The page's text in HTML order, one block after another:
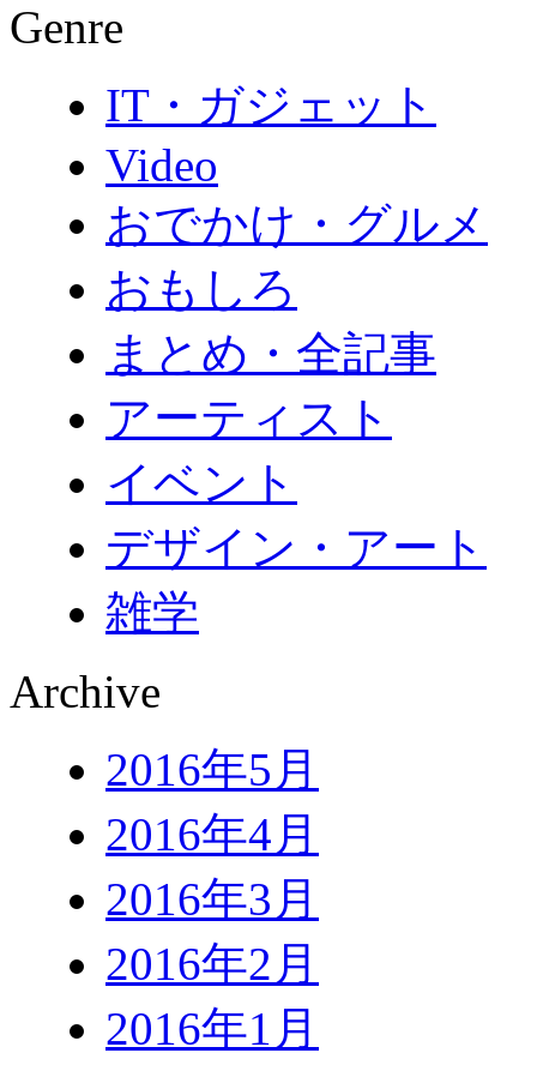
Genre
IT・ガジェット
Video
おでかけ・グルメ
おもしろ
まとめ・全記事
アーティスト
イベント
デザイン・アート
雑学
Archive
2016年5月
2016年4月
2016年3月
2016年2月
2016年1月